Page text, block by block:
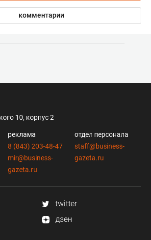
комментарии
10, корпус 2
реклама
8 (843) 203-48-47
mir@business-
gazeta.ru
отдел персонала
staff@business-
gazeta.ru
twitter
дзен